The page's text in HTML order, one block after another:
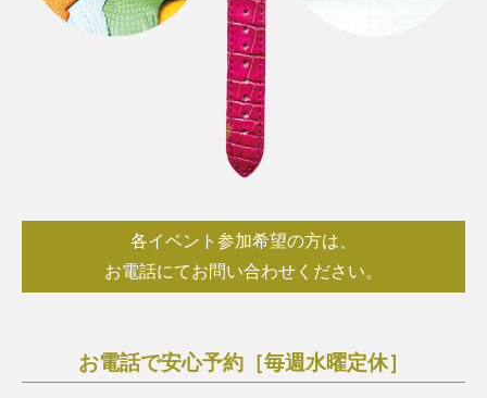
各イベント参加希望の方は、
お電話にてお問い合わせください。
お電話で安心予約［毎週水曜定休］